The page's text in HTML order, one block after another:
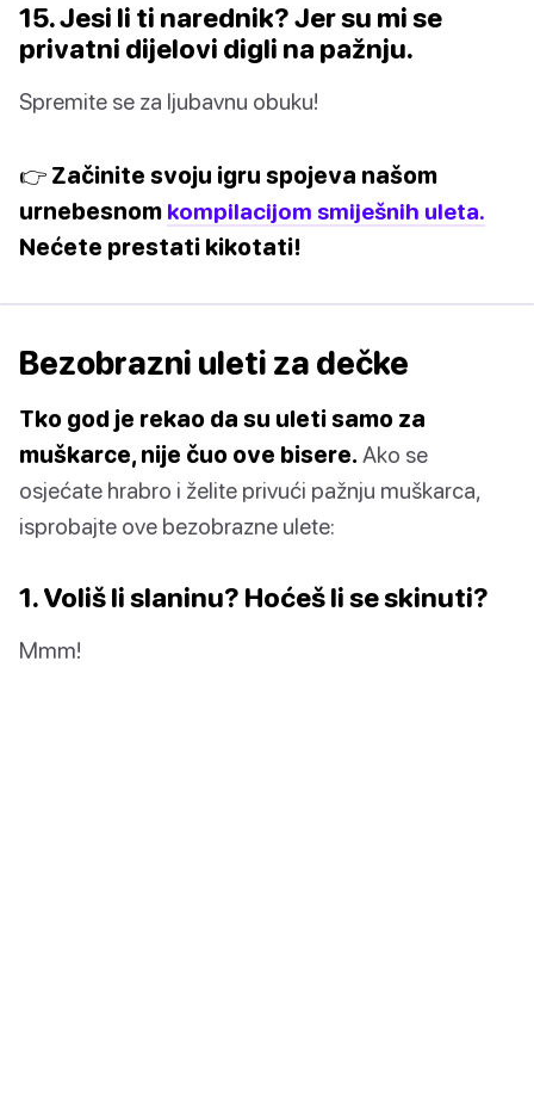
15. Jesi li ti narednik? Jer su mi se
privatni dijelovi digli na pažnju.
Spremite se za ljubavnu obuku!
👉 Začinite svoju igru spojeva našom
urnebesnom kompilacijom smiješnih uleta.
Nećete prestati kikotati!
Bezobrazni uleti za dečke
Tko god je rekao da su uleti samo za
muškarce, nije čuo ove bisere. Ako se
osjećate hrabro i želite privući pažnju muškarca,
isprobajte ove bezobrazne ulete:
1. Voliš li slaninu? Hoćeš li se skinuti?
Mmm!